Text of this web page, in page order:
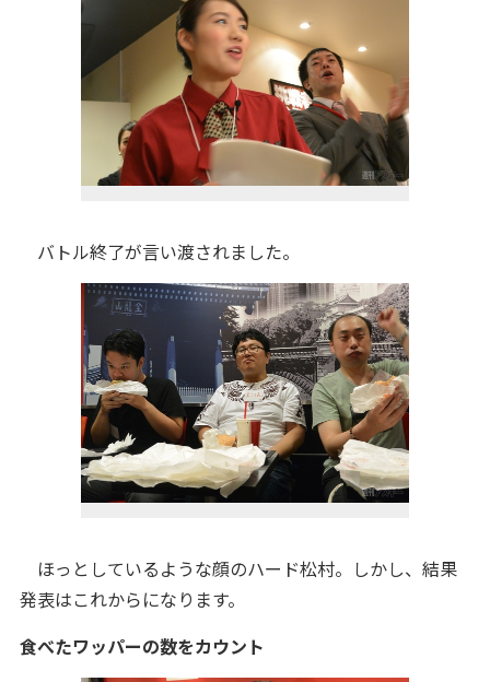
バトル終了が言い渡されました。
ほっとしているような顔のハード松村。しかし、結果
発表はこれからになります。
食べたワッパーの数をカウント